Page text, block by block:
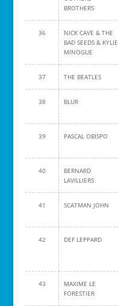
BROTHERS
36
NICK CAVE & THE
BAD SEEDS & KYLIE
MINOGUE
37 THE BEATLES
38 BLUR
39 PASCAL OBISPO
40
BERNARD
LAVILLIERS
41 SCATMAN JOHN
42 DEF LEPPARD
43
MAXIME LE
FORESTIER